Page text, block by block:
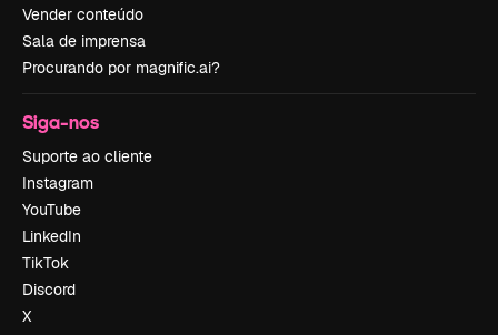
Vender conteúdo
Sala de imprensa
Procurando por magnific.ai?
Siga-nos
Suporte ao cliente
Instagram
YouTube
LinkedIn
TikTok
Discord
X